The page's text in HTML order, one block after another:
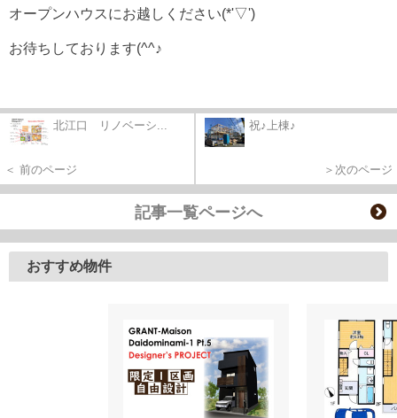
オープンハウスにお越しください(*'▽')
お待ちしております(^^♪
北江口 リノベーシ...
＜ 前のページ
祝♪上棟♪
＞次のページ
記事一覧ページへ
おすすめ物件